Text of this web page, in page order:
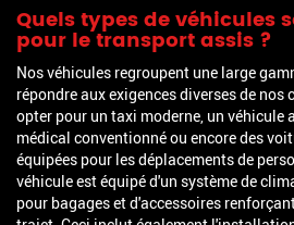
Quels types de véhicules
pour le transport assis ?
Nos véhicules regroupent une large
répondre aux exigences diverses de
opter pour un taxi moderne, un véhicule
médical conventionné ou encore des
équipées pour les déplacements de
véhicule est équipé d'un système de
pour bagages et d'accessoires